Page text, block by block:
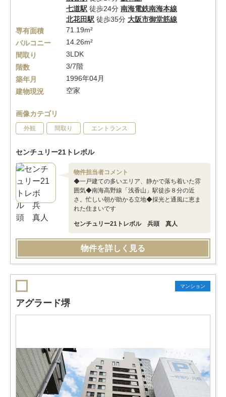
七道駅 徒歩24分 南海電鉄南海本線
北花田駅 徒歩35分 大阪市御堂筋線
専有面積
71.19m²
バルコニー
14.26m²
間取り
3LDK
階数
3/7階
築年月
1996年04月
建物現況
空家
画像カテゴリ
外観 間取り エントランス
センチュリー21トレボル
物件担当者コメント
◆一戸建ての多いエリア、静かで落ち着いた雰
囲気◆南海高野線「浅香山」駅徒歩８分の近
さ。忙しい朝が助かる立地◆採光と通風に恵ま
れた住まいです
センチュリー21トレボル 兵頭 真人
物件を詳しく見る
マンション
アグラード堺